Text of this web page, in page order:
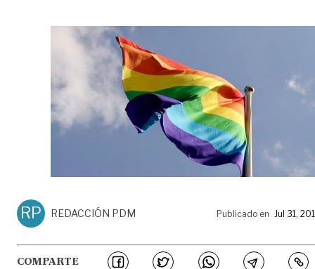
RP REDACCIÓN PDM Publicado en Jul 31,
COMPARTE